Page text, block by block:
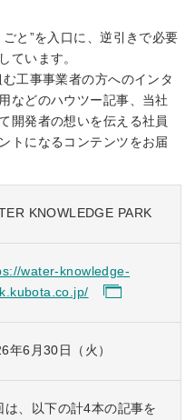
と”を入口に、逆引きで必要
ています。
工事事業者の方へのインタ
などのハウツー記事、当社
開発者の想いを伝える社員
トになるコンテンツをお届
KNOWLEDGE PARK
water-knowledge-
年6月30日（火）
は、以下の計4本の記事を